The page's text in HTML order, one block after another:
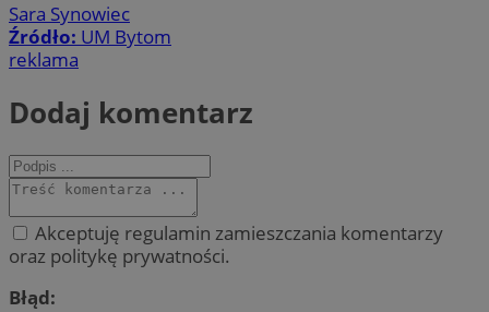
Sara Synowiec
Źródło: UM Bytom
reklama
Dodaj komentarz
Akceptuję regulamin zamieszczania komentarzy
oraz politykę prywatności.
Błąd: